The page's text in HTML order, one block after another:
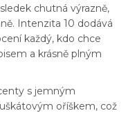
chutná výrazně,
Intenzita 10 dodává
každý, kdo chce
a krásně plným
s jemným
oříškem, což